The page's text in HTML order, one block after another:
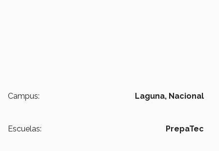
Campus: Laguna, Nacional
Escuelas: PrepaTec